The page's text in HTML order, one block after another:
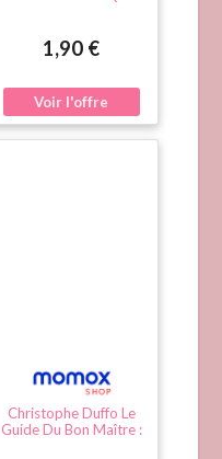
1,90 €
Christophe Duffo Le
Guide Du Bon Maître :